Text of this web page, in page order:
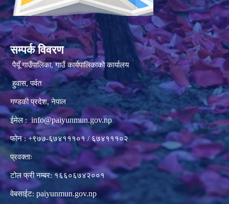
सम्पर्क विवरण
पैयूँ गाउँपालिका, गाउँ कार्यपालिकाको कार्यालय
हुवास, पर्वत
गण्डकी प्रदेश, नेपाल
ईमेल : info@paiyunmun.gov.np
फोन : +९७७-६७४१११०१ / ६७४१११०२
प्रवक्ताः
टोल फ्री नम्बर: १६६०६७४२००१
वेबसाईट: paiyunmun.gov.np